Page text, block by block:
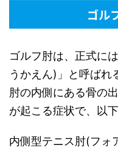
ゴル
ゴルフ肘は、正式に
うかえん)」と呼ばれ
肘の内側にある骨の
が起こる症状で、以
内側型テニス肘(フォ